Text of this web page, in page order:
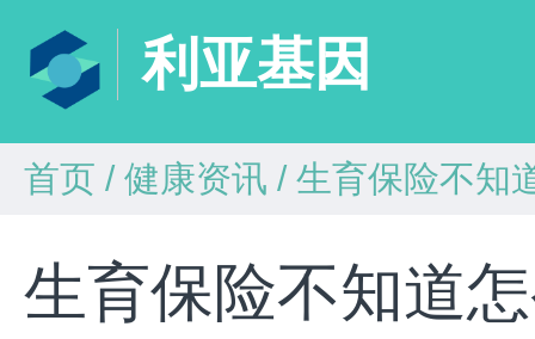
利亚基因
首页 / 健康资讯 / 生育保险不知
生育保险不知道